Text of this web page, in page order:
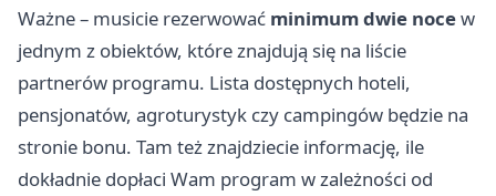
Ważne – musicie rezerwować minimum dwie nocew
jednym z obiektów, które znajdują się na liście
partnerów programu. Lista dostępnych hoteli,
pensjonatów, agroturystyk czy campingów będzie na
stronie bonu. Tam też znajdziecie informację, ile
dokładnie dopłaci Wam program w zależności od